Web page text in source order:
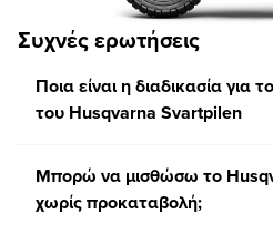
Συχνές ερωτήσεις
Ποια είναι η διαδικασία για
του Husqvarna Svartpilen
Μπορώ να μισθώσω το
χωρίς προκαταβολή;